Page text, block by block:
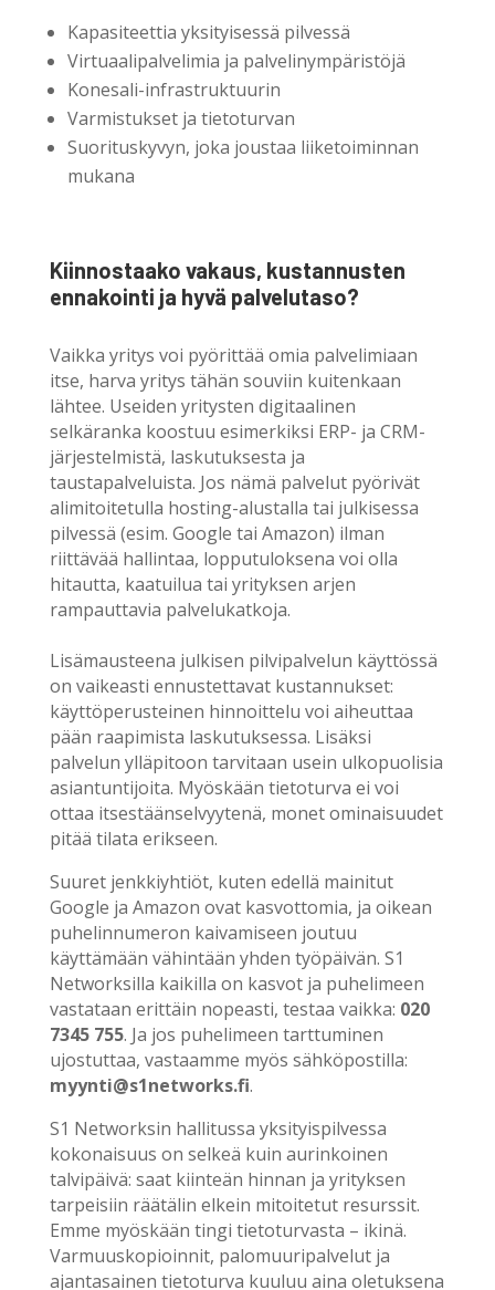
Kapasiteettia yksityisessä pilvessä
Virtuaalipalvelimia ja palvelinympäristöjä
Konesali-infrastruktuurin
Varmistukset ja tietoturvan
Suorituskyvyn, joka joustaa liiketoiminnan
mukana
Kiinnostaako vakaus, kustannusten
ennakointi ja hyvä palvelutaso?
Vaikka yritys voi pyörittää omia palvelimiaan
itse, harva yritys tähän souviin kuitenkaan
lähtee. Useiden yritysten digitaalinen
selkäranka koostuu esimerkiksi ERP- ja CRM-
järjestelmistä, laskutuksesta ja
taustapalveluista. Jos nämä palvelut pyörivät
alimitoitetulla hosting-alustalla tai julkisessa
pilvessä (esim. Google tai Amazon) ilman
riittävää hallintaa, lopputuloksena voi olla
hitautta, kaatuilua tai yrityksen arjen
rampauttavia palvelukatkoja.
Lisämausteena julkisen pilvipalvelun käyttössä
on vaikeasti ennustettavat kustannukset:
käyttöperusteinen hinnoittelu voi aiheuttaa
pään raapimista laskutuksessa. Lisäksi
palvelun ylläpitoon tarvitaan usein ulkopuolisia
asiantuntijoita. Myöskään tietoturva ei voi
ottaa itsestäänselvyytenä, monet ominaisuudet
pitää tilata erikseen.
Suuret jenkkiyhtiöt, kuten edellä mainitut
Google ja Amazon ovat kasvottomia, ja oikean
puhelinnumeron kaivamiseen joutuu
käyttämään vähintään yhden työpäivän. S1
Networksilla kaikilla on kasvot ja puhelimeen
vastataan erittäin nopeasti, testaa vaikka: 020
7345 755. Ja jos puhelimeen tarttuminen
ujostuttaa, vastaamme myös sähköpostilla:
myynti@s1networks.fi.
S1 Networksin hallitussa yksityispilvessa
kokonaisuus on selkeä kuin aurinkoinen
talvipäivä: saat kiinteän hinnan ja yrityksen
tarpeisiin räätälin elkein mitoitetut resurssit.
Emme myöskään tingi tietoturvasta – ikinä.
Varmuuskopioinnit, palomuuripalvelut ja
ajantasainen tietoturva kuuluu aina oletuksena